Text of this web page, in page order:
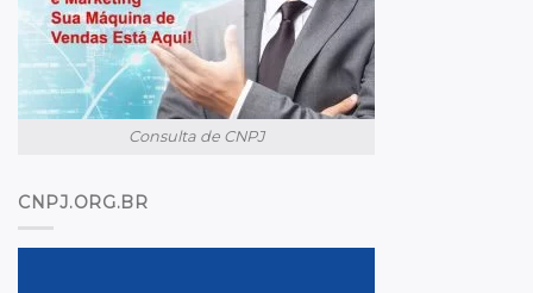
Consulta de CNPJ
CNPJ.ORG.BR